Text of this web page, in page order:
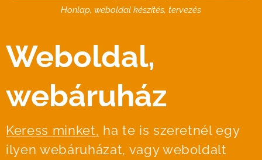
Honlap, weboldal készítés, tervezés
Weboldal,
webáruház
Keress minket, ha te is szeretnél egy
ilyen webáruházat, vagy weboldalt